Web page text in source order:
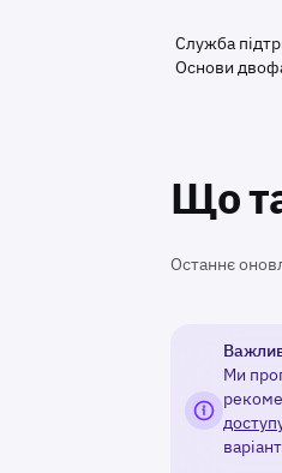
Служба
Основи
Що
Останнє
Ми